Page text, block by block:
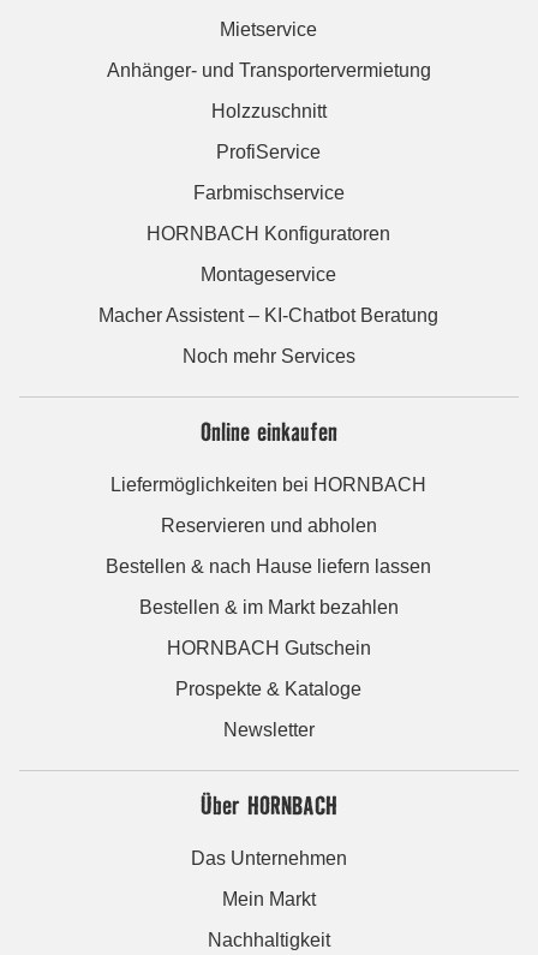
Mietservice
Anhänger- und Transportervermietung
Holzzuschnitt
ProfiService
Farbmischservice
HORNBACH Konfiguratoren
Montageservice
Macher Assistent – KI-Chatbot Beratung
Noch mehr Services
Online einkaufen
Liefermöglichkeiten bei HORNBACH
Reservieren und abholen
Bestellen & nach Hause liefern lassen
Bestellen & im Markt bezahlen
HORNBACH Gutschein
Prospekte & Kataloge
Newsletter
Über HORNBACH
Das Unternehmen
Mein Markt
Nachhaltigkeit